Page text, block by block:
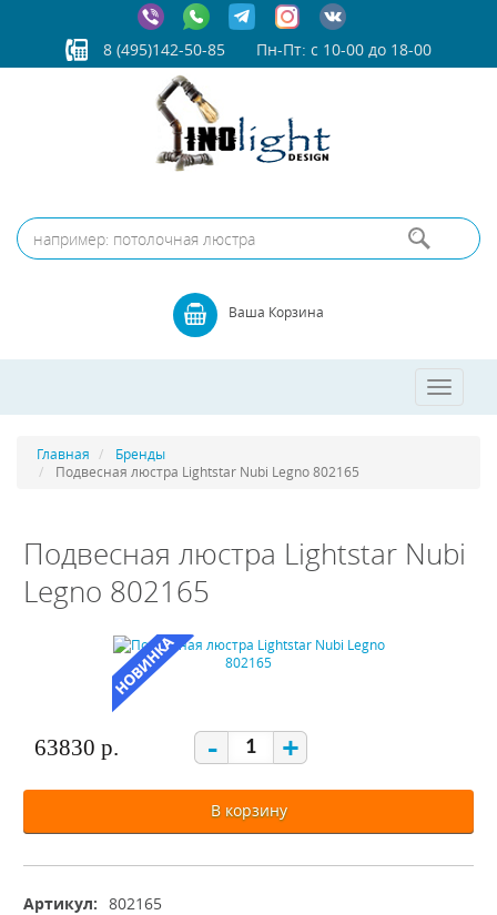
8 (495)142-50-85 Пн-Пт: с 10-00 до 18-00
Ваша Корзина
Toggle
Главная
Бренды
Подвесная люстра Lightstar Nubi Legno 802165
Подвесная люстра Lightstar Nubi
Legno 802165
63830 р. - +
В корзину
Артикул: 802165